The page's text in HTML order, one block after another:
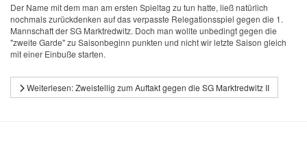
Der Name mit dem man am ersten Spieltag zu tun hatte, ließ natürlich
nochmals zurückdenken auf das verpasste Relegationsspiel gegen die 1.
Mannschaft der SG Marktredwitz. Doch man wollte unbedingt gegen die
"zweite Garde" zu Saisonbeginn punkten und nicht wir letzte Saison gleich
mit einer Einbuße starten.
Weiterlesen: Zweistellig zum Auftakt gegen die SG Marktredwitz II